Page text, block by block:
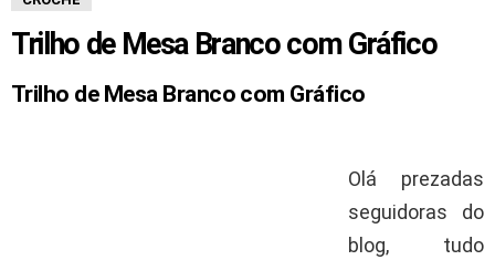
Trilho de Mesa Branco com Gráfico
Trilho de Mesa Branco com Gráfico
Olá prezadas
seguidoras do
blog, tudo